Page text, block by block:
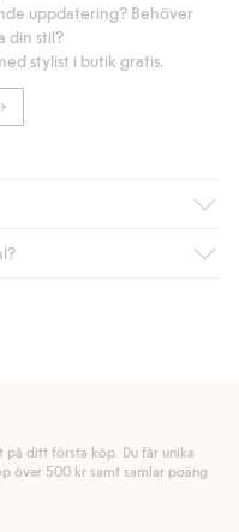
uppdatering? Behöver
din stil?
stylist i butik gratis.
gratis frakt till butik
som medlem.
andra betalningssätt.
på ditt första köp. Du får unika
över 500 kr samt samlar poäng